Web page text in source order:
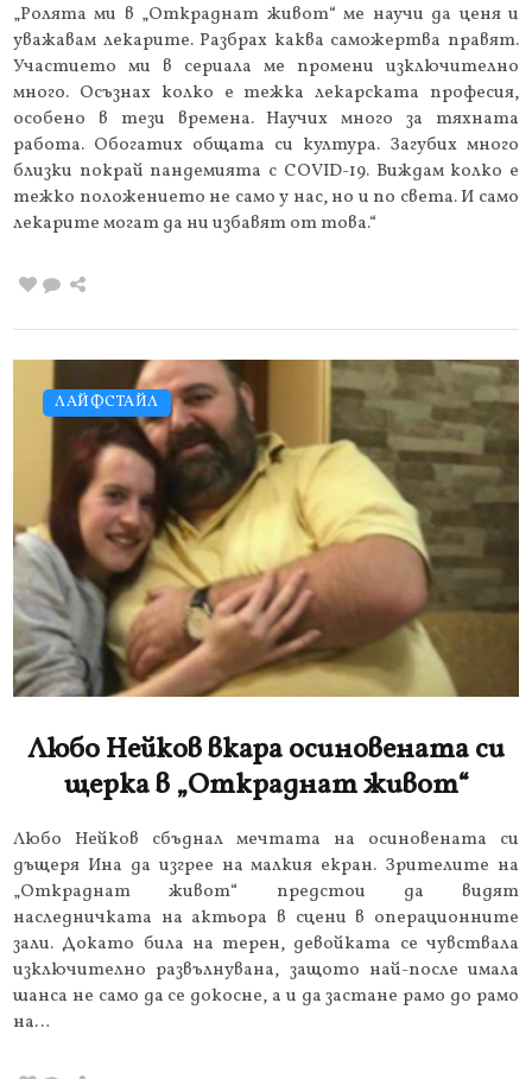
„Ролята ми в „Откраднат живот“ ме научи да ценя и
уважавам лекарите. Разбрах каква саможертва правят.
Участието ми в сериала ме промени изключително
много. Осъзнах колко е тежка лекарската професия,
особено в тези времена. Научих много за тяхната
работа. Обогатих общата си култура. Загубих много
близки покрай пандемията с COVID-19. Виждам колко е
тежко положението не само у нас, но и по света. И само
лекарите могат да ни избавят от това.“
ЛАЙФСТАЙЛ
Любо Нейков вкара осиновената си
щерка в „Откраднат живот“
Любо Нейков сбъднал мечтата на осиновената си
дъщеря Ина да изгрее на малкия екран. Зрителите на
„Откраднат живот“ предстои да видят
наследничката на актьора в сцени в операционните
зали. Докато била на терен, девойката се чувствала
изключително развълнувана, защото най-после имала
шанса не само да се докосне, а и да застане рамо до рамо
на…